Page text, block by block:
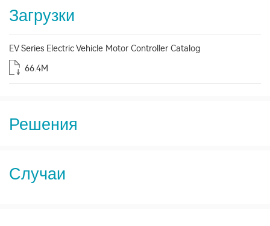
Загрузки
EV Series Electric Vehicle Motor Controller Catalog
66.4M
Решения
Случаи